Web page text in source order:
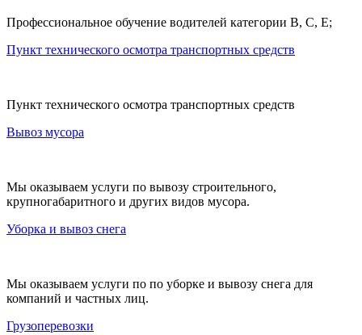
Профессиональное обучение водителей категории В, С, Е;
Пункт технического осмотра транспортных средств
Пункт технического осмотра транспортных средств
Вывоз мусора
Мы оказываем услуги по вывозу строительного,
крупногабаритного и других видов мусора.
Уборка и вывоз снега
Мы оказываем услуги по по уборке и вывозу снега для
компаний и частных лиц.
Грузоперевозки